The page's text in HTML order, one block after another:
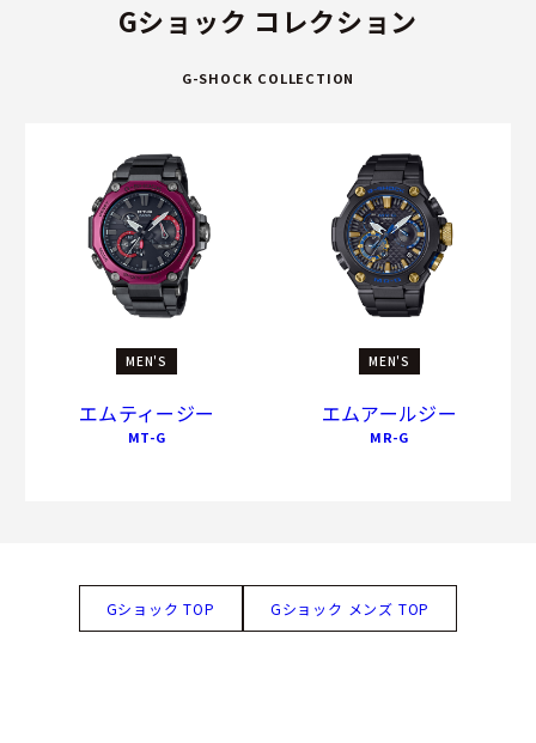
Gショック コレクション
G-SHOCK COLLECTION
MEN'S
エムティージー
MT-G
MEN'S
エムアールジー
MR-G
Gショック TOP Gショック メンズ TOP